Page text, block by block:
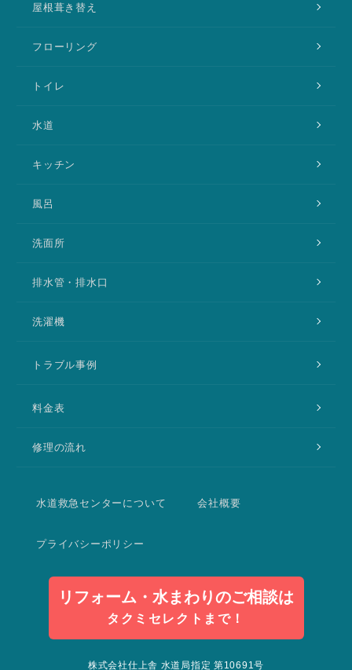
屋根葺き替え
フローリング
トイレ
水道
キッチン
風呂
洗面所
排水管・排水口
洗濯機
トラブル事例
料金表
修理の流れ
水道救急センターについて 会社概要
プライバシーポリシー
リフォーム・水まわりのご相談は
タクミセレクトまで！
株式会社仕上舎 水道局指定 第10691号